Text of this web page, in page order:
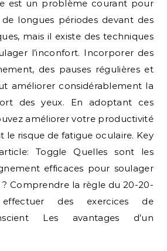
longues périodes devant des
mais il existe des techniques
l’inconfort. Incorporer des
des pauses régulières et
améliorer considérablement la
des yeux. En adoptant ces
améliorer votre productivité
le risque de fatigue oculaire. Key
Toggle Quelles sont les
efficaces pour soulager
Comprendre la règle du 20-20-
des exercices de
Les avantages d’un